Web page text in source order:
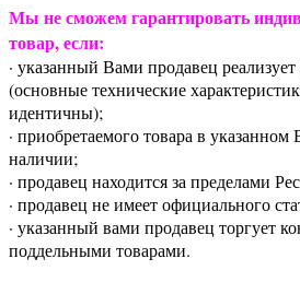
Мы не сможем гарантировать
товар, если:
· указанный Вами продавец
(основные технические
идентичны);
· приобретаемого товара в
наличии;
· продавец находится за пределами
· продавец не имеет официального
· указанный вами продавец торгует
поддельными товарами.